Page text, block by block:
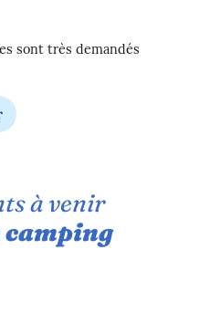
sont très demandés
à venir